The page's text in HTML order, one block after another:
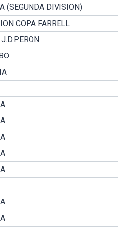
(SEGUNDA DIVISION)
COPA FARRELL